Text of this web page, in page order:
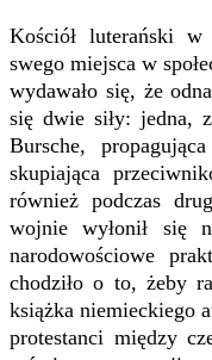
Kościół luterański w
swego miejsca w
wydawało się, że
się dwie siły: jedna,
Bursche,
skupiająca
również podczas
wojnie wyłonił się
narodowościowe
chodziło o to, żeby
książka niemieckiego
protestanci między